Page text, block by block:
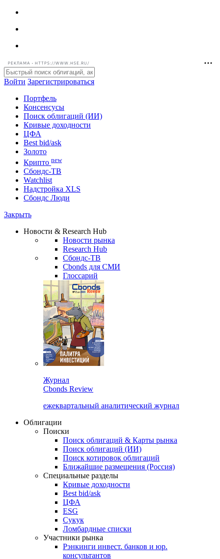
РЕКЛАМА • HTTPS://WWW.HSE.RU/
Войти Зарегистрироваться
Портфель
Консенсусы
Поиск облигаций (ИИ)
Кривые доходности
ЦФА
Best bid/ask
Золото
Крипто new
Watchlist
Сбондс Люди
Новости & Research Hub
Новости рынка
Research Hub
Сбондс-ТВ
Cbonds для СМИ
Глоссарий
Cbonds Review
ежеквартальный аналитический журнал
Облигации
Поиски
Поиск облигаций & Карты рынка
Поиск облигаций (ИИ)
Поиск котировок облигаций
Ближайшие размещения (Россия)
Специальные разделы
Кривые доходности
Best bid/ask
ЦФА
ESG
Сукук